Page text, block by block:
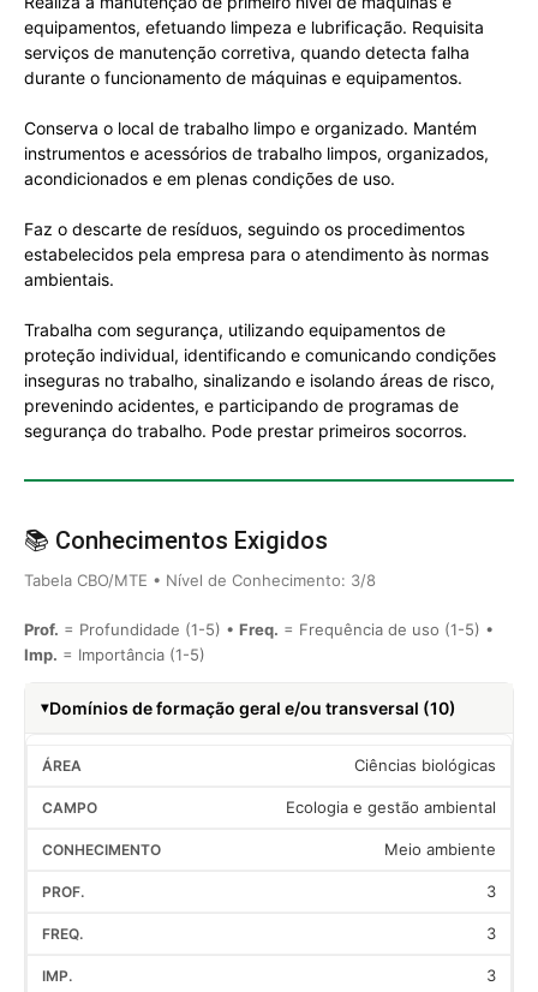
equipamentos, efetuando limpeza e lubrificação. Requisita
serviços de manutenção corretiva, quando detecta falha
durante o funcionamento de máquinas e equipamentos.
Conserva o local de trabalho limpo e organizado. Mantém
instrumentos e acessórios de trabalho limpos, organizados,
acondicionados e em plenas condições de uso.
Faz o descarte de resíduos, seguindo os procedimentos
estabelecidos pela empresa para o atendimento às normas
ambientais.
Trabalha com segurança, utilizando equipamentos de
proteção individual, identificando e comunicando condições
inseguras no trabalho, sinalizando e isolando áreas de risco,
prevenindo acidentes, e participando de programas de
segurança do trabalho. Pode prestar primeiros socorros.
📚 Conhecimentos Exigidos
Tabela CBO/MTE • Nível de Conhecimento: 3/8
Prof. = Profundidade (1-5) • Freq. = Frequência de uso (1-5) •
Imp. = Importância (1-5)
Domínios de formação geral e/ou transversal (10)
Ciências biológicas
Ecologia e gestão ambiental
Meio ambiente
3
3
3